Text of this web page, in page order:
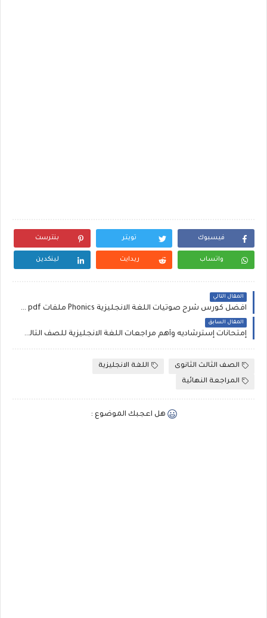
فيسبوك تويتر بنترست
واتساب ريدايت لينكدين
المقال التالي
افضل كورس شرح صوتيات اللغة الانجليزية Phonics ملفات pdf مجانية لمستر احمد بدر
المقال السابق
إمتحانات إسترشاديه وأهم مراجعات اللغة الانجليزية للصف الثالث الثانوي ٢٠٢٣ شرح بالفيديو وملفات pdf مجانية
الصف الثالث الثانوى
اللغة الانجليزية
المراجعة النهائية
هل اعجبك الموضوع :